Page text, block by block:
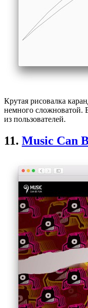
Крутая рисовалка
немного сложноватой.
из пользователей.
11. Music Can